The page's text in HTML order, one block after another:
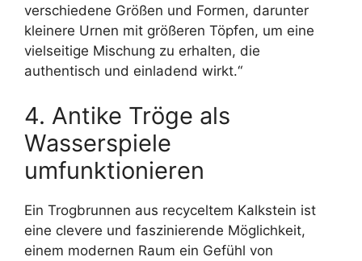
verschiedene Größen und Formen, darunter
kleinere Urnen mit größeren Töpfen, um eine
vielseitige Mischung zu erhalten, die
authentisch und einladend wirkt.“
4. Antike Tröge als
Wasserspiele
umfunktionieren
Ein Trogbrunnen aus recyceltem Kalkstein ist
eine clevere und faszinierende Möglichkeit,
einem modernen Raum ein Gefühl von